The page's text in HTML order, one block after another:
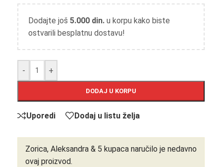
Dodajte još 5.000 din. u korpu kako biste
ostvarili besplatnu dostavu!
- +
DODAJ U KORPU
Uporedi Dodaj u listu želja
Zorica, Aleksandra & 5 kupaca naručilo je nedavno
ovaj proizvod.